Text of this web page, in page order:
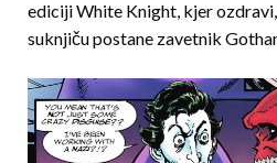
ediciji White Knight, kjer
suknjiču postane zavetnik